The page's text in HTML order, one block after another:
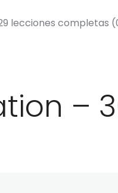
lecciones completas
–